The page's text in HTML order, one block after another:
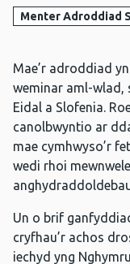
Menter Adroddiad
Mae’r adroddiad
weminar aml-wlad,
Eidal a Slofenia.
canolbwyntio ar
mae cymhwyso’r
wedi rhoi
Un o brif
cryfhau’r achos
iechyd yng